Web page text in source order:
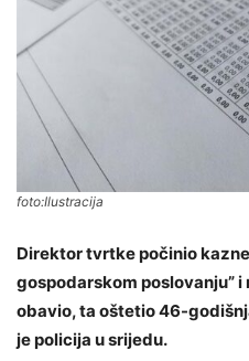
foto:Ilustracija
Direktor tvrtke počinio
gospodarskom poslovanju”
obavio, ta oštetio 46-
je policija u srijedu.